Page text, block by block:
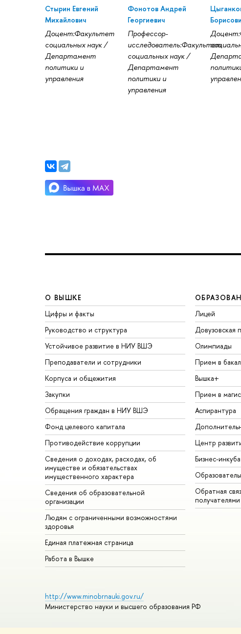
Стырин Евгений
Михайлович
Доцент:Факультет
социальных наук /
Департамент
политики и
управления
Фонотов Андрей
Георгиевич
Профессор-
исследователь:Факультет
социальных наук /
Департамент
политики и
управления
О ВЫШКЕ
Цифры и факты
Руководство и структура
Устойчивое развитие в НИУ ВШЭ
Преподаватели и сотрудники
Корпуса и общежития
Закупки
Обращения граждан в НИУ ВШЭ
Фонд целевого капитала
Противодействие коррупции
Сведения о доходах, расходах, об
имуществе и обязательствах
имущественного характера
Сведения об образовательной
организации
Людям с ограниченными возможностями
здоровья
Единая платежная страница
Работа в Вышке
Лицей
Довузовская
Олимпиады
Прием в
Вышка+
Прием в
Аспирантура
Центр
Бизнес-
Обратная
получателями
http://www.minobrnauki.gov.ru/
Министерство науки и высшего образования РФ